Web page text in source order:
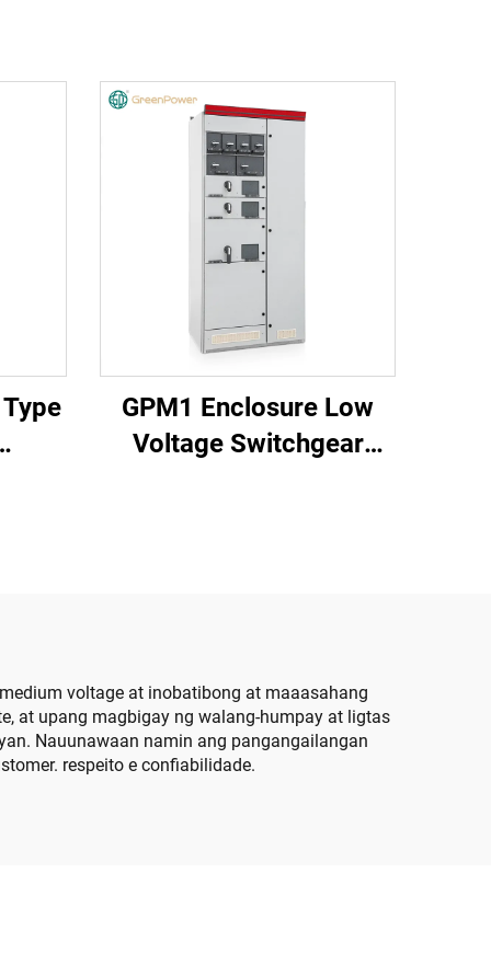
GPM1 Enclosure Low
Voltage Switchgear
voltage at inobatibong at maaasahang
at upang magbigay ng walang-humpay at ligtas
Nauunawaan namin ang pangangailangan
respeito e confiabilidade.